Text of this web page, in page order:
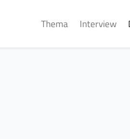
Thema Interview